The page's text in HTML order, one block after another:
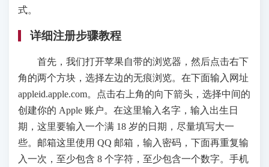
式。
详细注册步骤教程
首先，我们打开苹果自带的浏览器，然后点击右下
角的两个方块，选择左边的无痕浏览。在下面输入网址
appleid.apple.com。点击右上角的向下箭头，选择中间的
创建你的 Apple 账户。在这里输入名字，输入出生日
期，这里要输入一个满 18 岁的日期，尽量填写大一
些。邮箱这里使用 QQ 邮箱，输入密码，下面再重复输
入一次，至少包含 8 个字符，至少包含一个数字。手机